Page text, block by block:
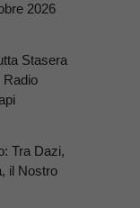
2026
Stasera
Radio
Tra Dazi,
il Nostro